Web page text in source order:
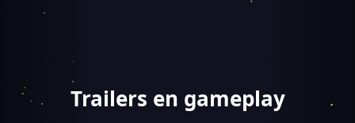
Trailers en gameplay